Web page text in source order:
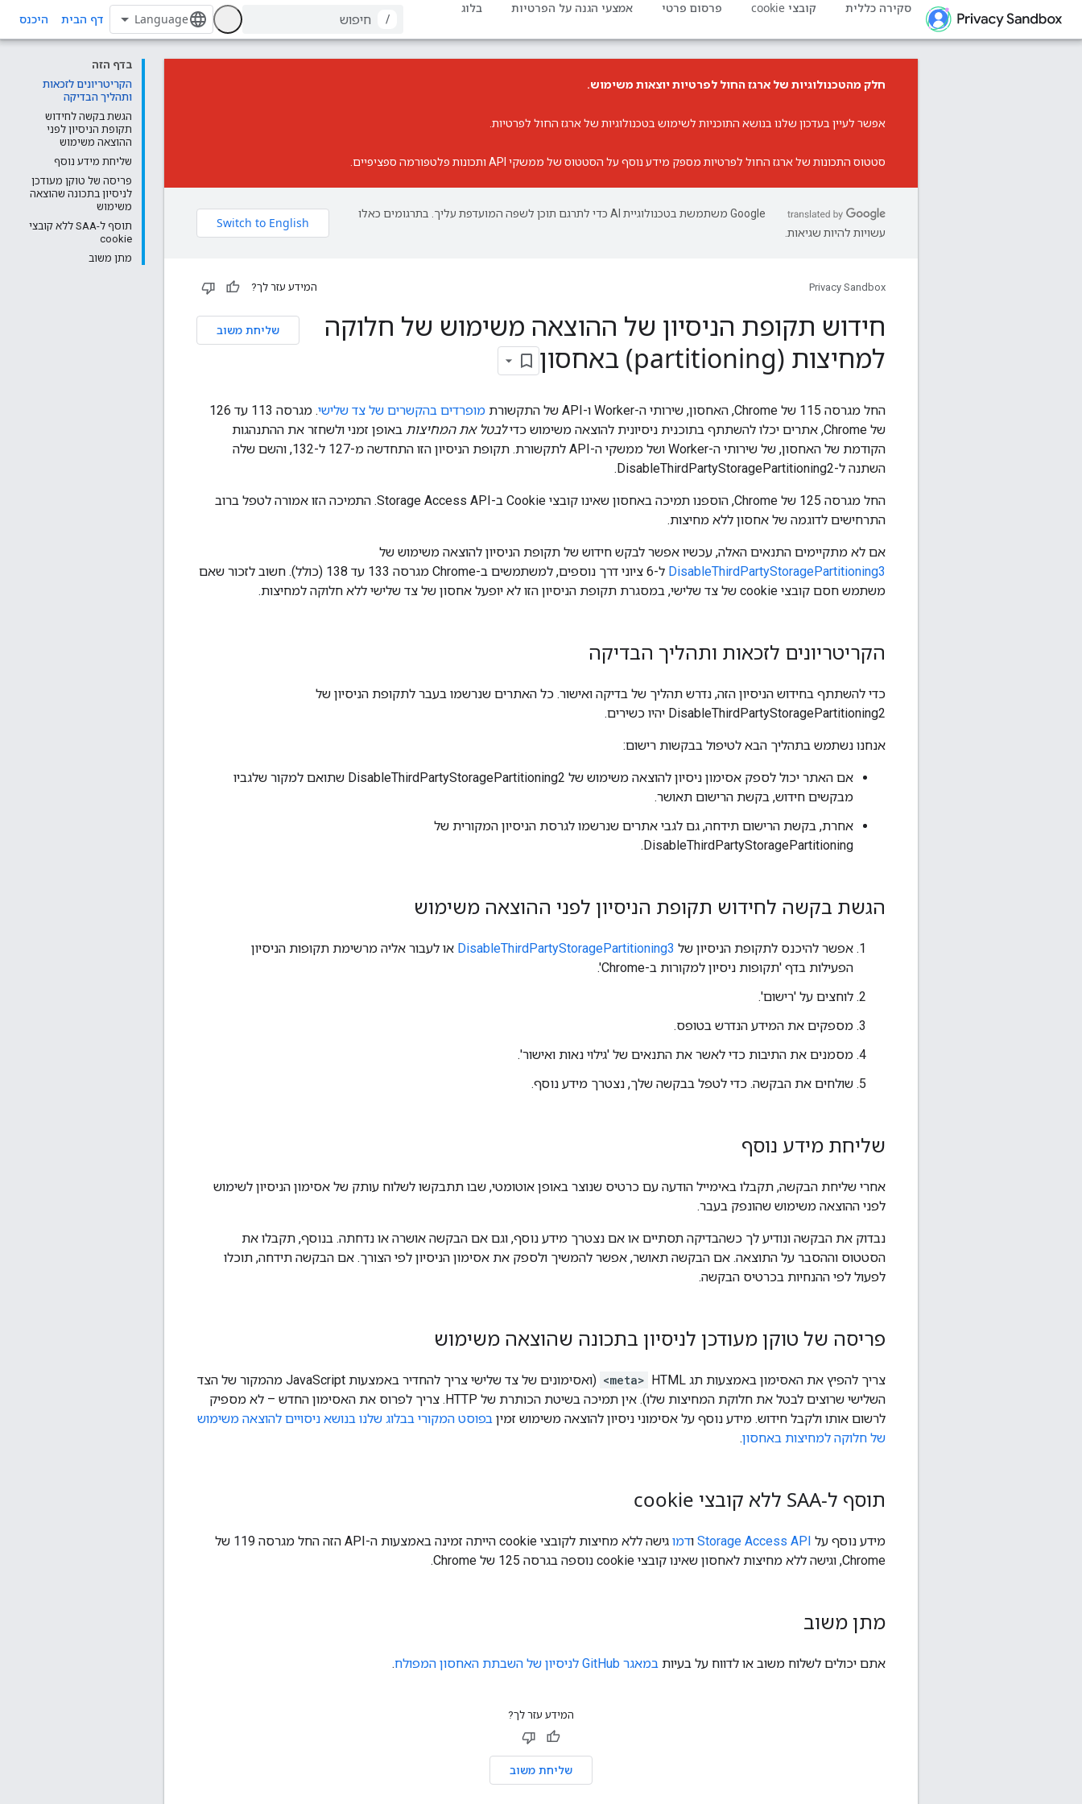
סקירה כללית קובצי cookie פרסום פרטי אמצעי הגנה על הפרטיות בלוג
/ דף הבית היכנס
בדף הזה
הקריטריונים לזכאות
ותהליך הבדיקה
הגשת בקשה לחידוש
תקופת הניסיון לפני
ההוצאה משימוש
שליחת מידע נוסף
פריסה של טוקן מעודכן
לניסיון בתכונה שהוצאה
משימוש
תוסף ל-SAA ללא קובצי
cookie
מתן משוב
חלק מהטכנולוגיות של ארגז החול לפרטיות יוצאות משימוש.
אפשר לעיין בעדכון שלנו בנושא התוכניות לשימוש בטכנולוגיות של ארגז החול לפרטיות
סטטוס התכונות של ארגז החול לפרטיות מספק מידע נוסף על הסטטוס של ממשקי API ותכונות פלטפורמה ספציפיים.
‫Google משתמשת בטכנולוגיית AI כדי לתרגם תוכן לשפה המועדפת עליך. בתרגומים כאלו
עשויות להיות שגיאות.
Privacy Sandbox המידע עזר לך?
שליחת משוב
חידוש תקופת הניסיון של ההוצאה משימוש של חלוקה
למחיצות (partitioning) באחסון
החל מגרסה 115 של Chrome, האחסון, שירותי ה-Worker ו-API של התקשורת מופרדים בהקשרים של צד שלישי
. מגרסה 113 עד 126
של Chrome, אתרים יכלו להשתתף בתוכנית ניסיונית להוצאה משימוש כדי
לבטל את המחיצות באופן זמני ולשחזר את ההתנהגות
הקודמת של האחסון, של שירותי ה-Worker ושל ממשקי ה-API לתקשורת. תקופת הניסיון הזו התחדשה מ-127 ל-132, והשם שלה
השתנה ל-DisableThirdPartyStoragePartitioning2.
החל מגרסה 125 של Chrome, הוספנו תמיכה באחסון שאינו קובצי Cookie ב-Storage Access API. התמיכה הזו אמורה לטפל ברוב
התרחישים לדוגמה של אחסון ללא מחיצות.
אם לא מתקיימים התנאים האלה, עכשיו אפשר לבקש חידוש של תקופת הניסיון להוצאה משימוש של
DisableThirdPartyStoragePartitioning3
ל-6 ציוני דרך נוספים, למשתמשים ב-Chrome מגרסה 133 עד 138 (כולל). חשוב לזכור שאם
משתמש חסם קובצי cookie של צד שלישי, במסגרת תקופת הניסיון הזו לא יופעל אחסון של צד שלישי ללא חלוקה למחיצות.
הקריטריונים לזכאות ותהליך הבדיקה
כדי להשתתף בחידוש הניסיון הזה, נדרש תהליך של בדיקה ואישור. כל האתרים שנרשמו בעבר לתקופת הניסיון של
DisableThirdPartyStoragePartitioning2 יהיו כשירים.
אנחנו נשתמש בתהליך הבא לטיפול בבקשות רישום:
אם האתר יכול לספק אסימון ניסיון להוצאה משימוש של DisableThirdPartyStoragePartitioning2 שתואם למקור שלגביו
מבקשים חידוש, בקשת הרישום תאושר.
אחרת, בקשת הרישום תידחה, גם לגבי אתרים שנרשמו לגרסת הניסיון המקורית של
DisableThirdPartyStoragePartitioning.
הגשת בקשה לחידוש תקופת הניסיון לפני ההוצאה משימוש
אפשר להיכנס לתקופת הניסיון של DisableThirdPartyStoragePartitioning3 או לעבור אליה מרשימת תקופות הניסיון
הפעילות בדף 'תקופות ניסיון למקורות ב-Chrome'.
לוחצים על 'רישום'.
מספקים את המידע הנדרש בטופס.
מסמנים את התיבות כדי לאשר את התנאים של 'גילוי נאות ואישור'.
שולחים את הבקשה. כדי לטפל בבקשה שלך, נצטרך מידע נוסף.
שליחת מידע נוסף
אחרי שליחת הבקשה, תקבלו באימייל הודעה עם כרטיס שנוצר באופן אוטומטי, שבו תתבקשו לשלוח עותק של אסימון הניסיון לשימוש
לפני ההוצאה משימוש שהונפק בעבר.
נבדוק את הבקשה ונודיע לך כשהבדיקה תסתיים או אם נצטרך מידע נוסף, וגם אם הבקשה אושרה או נדחתה. בנוסף, תקבלו את
הסטטוס וההסבר על התוצאה. אם הבקשה תאושר, אפשר להמשיך ולספק את אסימון הניסיון לפי הצורך. אם הבקשה תידחה, תוכלו
לפעול לפי ההנחיות בכרטיס הבקשה.
פריסה של טוקן מעודכן לניסיון בתכונה שהוצאה משימוש
צריך להפיץ את האסימון באמצעות תג HTML‏ <meta>
(ואסימונים של צד שלישי צריך להחדיר באמצעות JavaScript מהמקור של הצד
השלישי שרוצים לבטל את חלוקת המחיצות שלו). אין תמיכה בשיטת הכותרת של HTTP. צריך לפרוס את האסימון החדש – לא מספיק
לרשום אותו ולקבל חידוש. מידע נוסף על אסימוני ניסיון להוצאה משימוש זמין בפוסט המקורי בבלוג שלנו בנושא ניסויים להוצאה משימוש
של חלוקה למחיצות באחסון.
תוסף ל-SAA ללא קובצי cookie
מידע נוסף על Storage Access API ודמו
גישה ללא מחיצות לקובצי cookie הייתה זמינה באמצעות ה-API הזה החל מגרסה 119 של
Chrome, וגישה ללא מחיצות לאחסון שאינו קובצי cookie נוספה בגרסה 125 של Chrome.
מתן משוב
אתם יכולים לשלוח משוב או לדווח על בעיות במאגר GitHub לניסיון של השבתת האחסון המפולח .
המידע עזר לך?
שליחת משוב